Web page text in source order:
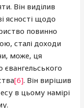
Він виділив
ясності щодо
повинно
сталі доходи
може, ця
євангельського
[6]. Він вирішив
в цьому намірі